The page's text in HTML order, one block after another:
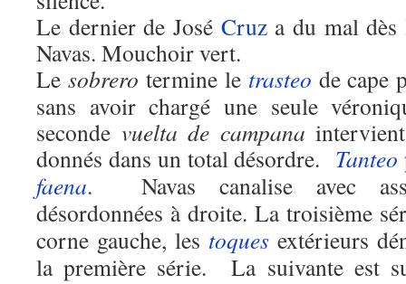
Le dernier de José Cruza du mal dès
Navas. Mouchoir vert.
Le sobrero termine le trasteo de cape
sans avoir chargé une seule
seconde vuelta de campana
donnés dans un total désordre. Tanteo
faena. Navas canalise avec
désordonnées à droite. La troisième
corne gauche, les toques extérieurs
la première série. La suivante est